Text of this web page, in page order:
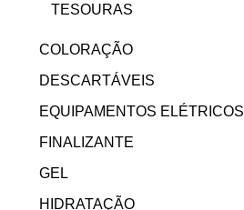
TESOURAS
COLORAÇÃO
DESCARTÁVEIS
EQUIPAMENTOS ELÉTRICOS
FINALIZANTE
GEL
HIDRATAÇÃO